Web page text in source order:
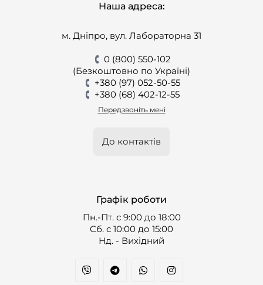
Наша адреса:
м. Дніпро, вул. Лабораторна 31
0 (800) 550-102
(Безкоштовно по Україні)
+380 (97) 052-50-55
+380 (68) 402-12-55
Передзвоніть мені
До контактів
Графік роботи
Пн.-Пт. с 9:00 до 18:00
Cб. с 10:00 до 15:00
Нд. - Вихідний